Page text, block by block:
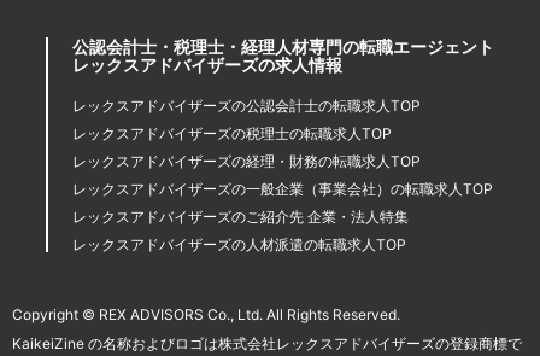
公認会計士・税理士・経理人材専門の転職エージェント
レックスアドバイザーズの求人情報
レックスアドバイザーズの公認会計士の転職求人TOP
レックスアドバイザーズの税理士の転職求人TOP
レックスアドバイザーズの経理・財務の転職求人TOP
レックスアドバイザーズの一般企業（事業会社）の転職求人TOP
レックスアドバイザーズのご紹介先 企業・法人特集
レックスアドバイザーズの人材派遣の転職求人TOP
Copyright © REX ADVISORS Co., Ltd. All Rights Reserved.
KaikeiZine の名称およびロゴは株式会社レックスアドバイザーズの登録商標で